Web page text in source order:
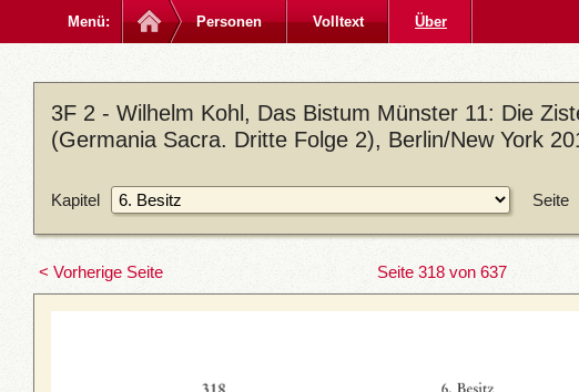
Menü: Personen Volltext Über
3F 2 - Wilhelm Kohl, Das Bistum Münster 11: Die
(Germania Sacra. Dritte Folge 2), Berlin/New York
Kapitel Seite
< Vorherige Seite Seite 318 von 637